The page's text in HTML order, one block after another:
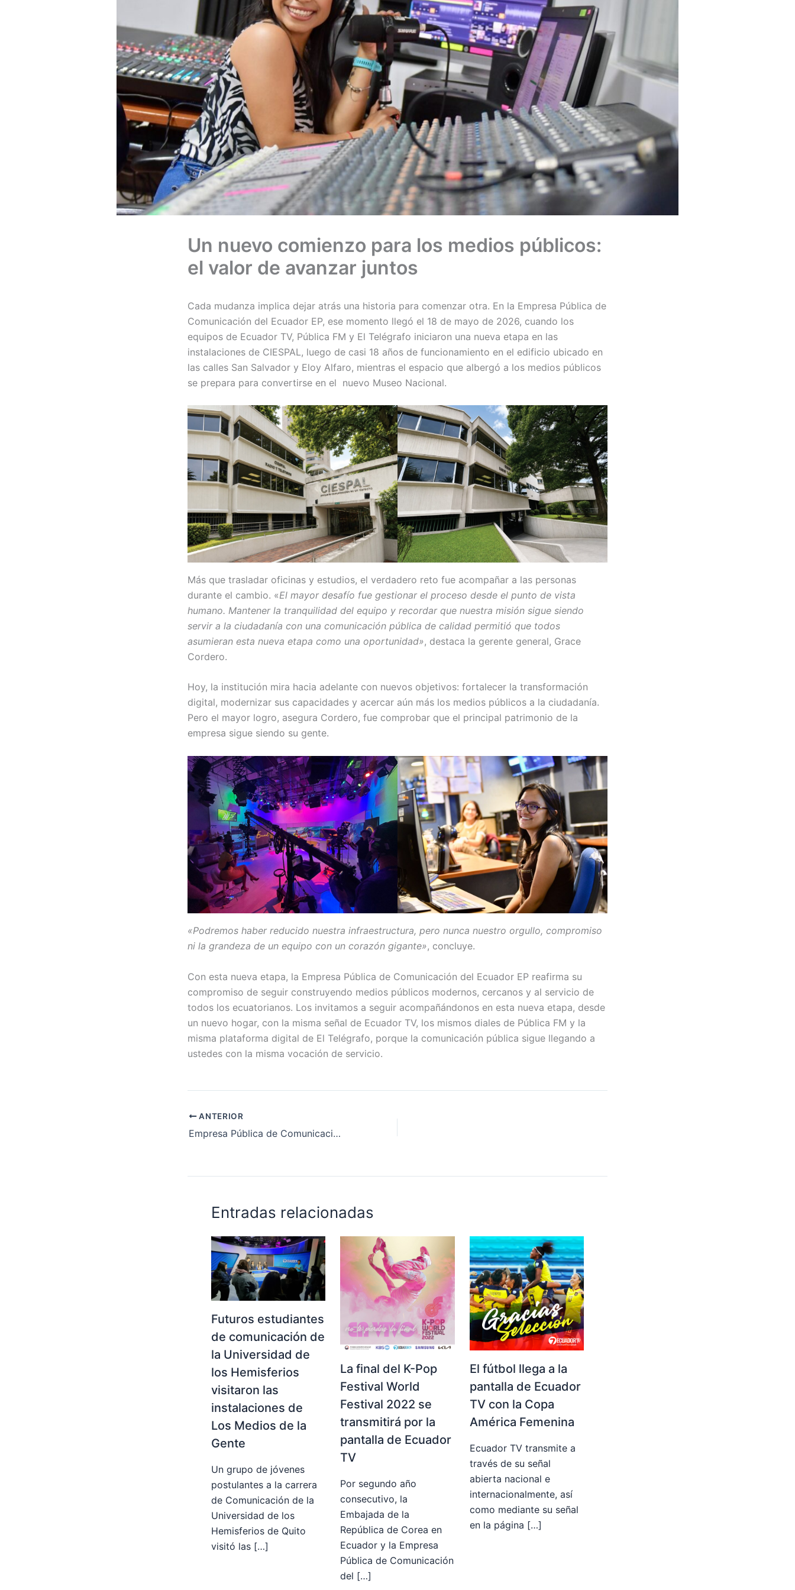
Un nuevo comienzo para los medios públicos:
el valor de avanzar juntos
Cada mudanza implica dejar atrás una historia para comenzar otra. En la Empresa Pública de
Comunicación del Ecuador EP, ese momento llegó el 18 de mayo de 2026, cuando los
equipos de Ecuador TV, Pública FM y El Telégrafo iniciaron una nueva etapa en las
instalaciones de CIESPAL, luego de casi 18 años de funcionamiento en el edificio ubicado en
las calles San Salvador y Eloy Alfaro, mientras el espacio que albergó a los medios públicos
se prepara para convertirse en el nuevo Museo Nacional.
Más que trasladar oficinas y estudios, el verdadero reto fue acompañar a las personas
durante el cambio. «El mayor desafío fue gestionar el proceso desde el punto de vista
humano. Mantener la tranquilidad del equipo y recordar que nuestra misión sigue siendo
servir a la ciudadanía con una comunicación pública de calidad permitió que todos
asumieran esta nueva etapa como una oportunidad», destaca la gerente general, Grace
Cordero.
Hoy, la institución mira hacia adelante con nuevos objetivos: fortalecer la transformación
digital, modernizar sus capacidades y acercar aún más los medios públicos a la ciudadanía.
Pero el mayor logro, asegura Cordero, fue comprobar que el principal patrimonio de la
empresa sigue siendo su gente.
«Podremos haber reducido nuestra infraestructura, pero nunca nuestro orgullo, compromiso
ni la grandeza de un equipo con un corazón gigante», concluye.
Con esta nueva etapa, la Empresa Pública de Comunicación del Ecuador EP reafirma su
compromiso de seguir construyendo medios públicos modernos, cercanos y al servicio de
todos los ecuatorianos. Los invitamos a seguir acompañándonos en esta nueva etapa, desde
un nuevo hogar, con la misma señal de Ecuador TV, los mismos diales de Pública FM y la
misma plataforma digital de El Telégrafo, porque la comunicación pública sigue llegando a
ustedes con la misma vocación de servicio.
ANTERIOR
Empresa Pública de Comunicación del Ecuador EP fortalece su alianza estratégica con la Agencia de Noticias Xinhua
Entradas relacionadas
Futuros estudiantes
de comunicación de
la Universidad de
los Hemisferios
visitaron las
instalaciones de
Los Medios de la
Gente
Un grupo de jóvenes
postulantes a la carrera
de Comunicación de la
Universidad de los
Hemisferios de Quito
visitó las […]
La final del K-Pop
Festival World
Festival 2022 se
transmitirá por la
pantalla de Ecuador
TV
Por segundo año
consecutivo, la
Embajada de la
República de Corea en
Ecuador y la Empresa
Pública de Comunicación
del […]
El fútbol llega a la
pantalla de Ecuador
TV con la Copa
América Femenina
Ecuador TV transmite a
través de su señal
abierta nacional e
internacionalmente, así
como mediante su señal
en la página […]